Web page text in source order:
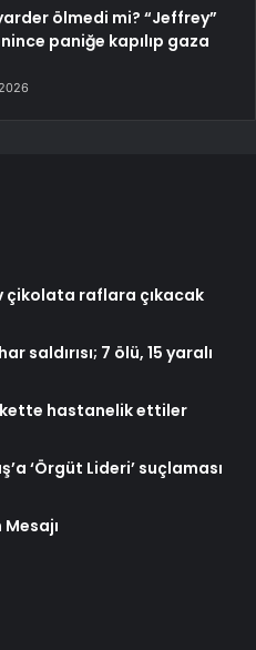
ölmedi mi? “Jeffrey”
paniğe kapılıp gaza
çikolata raflara çıkacak
saldırısı; 7 ölü, 15 yaralı
hastanelik ettiler
‘Örgüt Lideri’ suçlaması